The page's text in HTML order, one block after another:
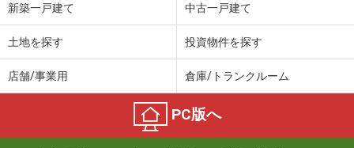
新築一戸建て 中古一戸建て
土地を探す 投資物件を探す
店舗/事業用 倉庫/トランクルーム
PC版へ